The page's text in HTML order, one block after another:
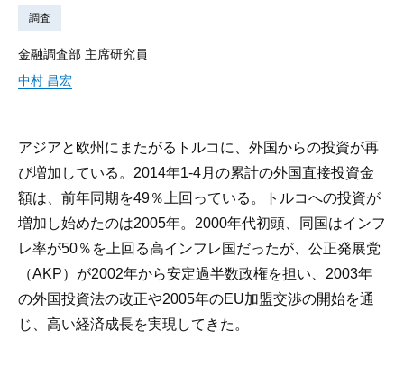
調査
金融調査部 主席研究員
中村 昌宏
アジアと欧州にまたがるトルコに、外国からの投資が再
び増加している。2014年1-4月の累計の外国直接投資金
額は、前年同期を49％上回っている。トルコへの投資が
増加し始めたのは2005年。2000年代初頭、同国はインフ
レ率が50％を上回る高インフレ国だったが、公正発展党
（AKP）が2002年から安定過半数政権を担い、2003年
の外国投資法の改正や2005年のEU加盟交渉の開始を通
じ、高い経済成長を実現してきた。